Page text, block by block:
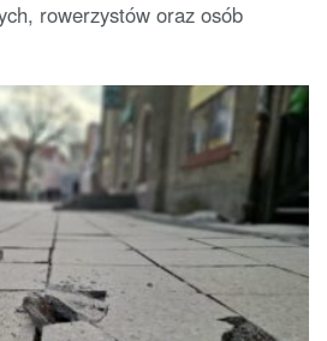
rowerzystów oraz osób